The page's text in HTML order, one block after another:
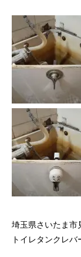
埼玉県さいたま市
トイレタンクレ